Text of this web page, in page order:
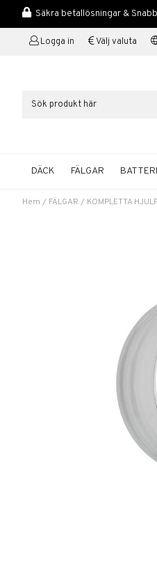
Säkra betallösningar &
Logga in Välj valuta
DÄCK FÄLGAR
Hem / FÄLGAR / KOMPLETTA